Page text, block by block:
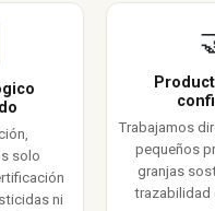
solo
ni
Trabajamos
pequeños
granjas
trazabilidad